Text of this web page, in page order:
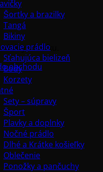
v košíku.
obchodu
Šortky a brazilky
Tangá
Bikiny
prádlo
Sťahujúca bielizeň
Body
Korzety
Sety – súpravy
Šport
Plavky a doplnky
Nočné prádlo
Dlhé a Krátke košieľky
Oblečenie
Ponožky a pančuchy